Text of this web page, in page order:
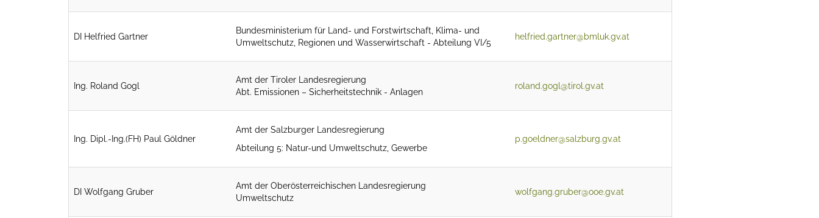
DI Helfried Gartner
Bundesministerium für Land- und Forstwirtschaft, Klima- und
Umweltschutz, Regionen und Wasserwirtschaft - Abteilung VI/5
helfried.gartner@bmluk.gv.at
Ing. Roland Gogl
Amt der Tiroler Landesregierung
Abt. Emissionen – Sicherheitstechnik - Anlagen
roland.gogl@tirol.gv.at
Ing. Dipl.-Ing.(FH) Paul Göldner
Amt der Salzburger Landesregierung
Abteilung 5: Natur-und Umweltschutz, Gewerbe
p.goeldner@salzburg.gv.at
DI Wolfgang Gruber
Amt der Oberösterreichischen Landesregierung
Umweltschutz
wolfgang.gruber@ooe.gv.at